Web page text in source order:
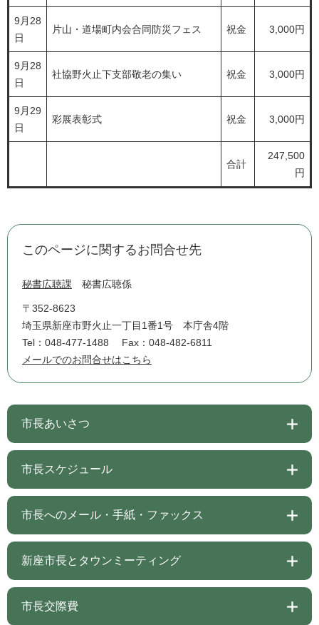
9月28
日
片山・道場町内会合同防災フェス 祝金 3,000円
9月28
日
社協野火止下支部敬老の集い 祝金 3,000円
9月29
日
彩展表彰式 祝金 3,000円
合計
247,500
円
このページに関するお問合せ先
秘書広聴課 秘書広聴係
〒352-8623
埼玉県新座市野火止一丁目1番1号 本庁舎4階
Tel：048-477-1488
Fax：048-482-6811
メールでのお問合せはこちら
市長あいさつ
市長スケジュール
市長へのメール・手紙・ファックス
新座市長とタウンミーティング
市長交際費